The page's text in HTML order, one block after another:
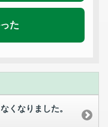
た
くなりました。